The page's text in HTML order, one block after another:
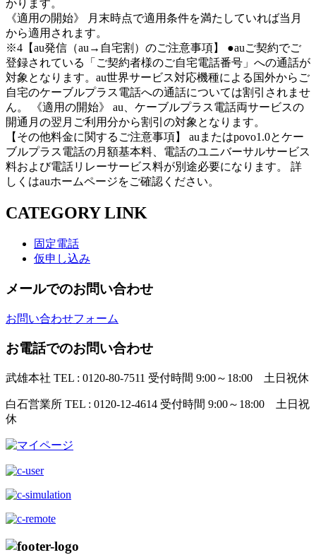
かります。
《適用の開始》 月末時点で適用条件を満たしていれば当月
から適用されます。
※4【au発信（au→自宅割）のご注意事項】 ●auご契約でご
登録されている「ご契約者様のご自宅電話番号」への通話が
対象となります。au世界サービス対応機種による国外からご
自宅のケーブルプラス電話への通話については割引されませ
ん。 《適用の開始》 au、ケーブルプラス電話両サービスの
開通月の翌月ご利用分から割引の対象となります。
【その他料金に関するご注意事項】 auまたはpovo1.0とケー
ブルプラス電話の月額基本料、電話のユニバーサルサービス
料および電話リレーサービス料が別途必要になります。 詳
しくはauホームページをご確認ください。
CATEGORY LINK
固定電話
仮申し込み
メールでのお問い合わせ
お問い合わせフォーム
お電話でのお問い合わせ
武雄本社 TEL : 0120-80-7511 受付時間 9:00～18:00 土日祝休
白石営業所 TEL : 0120-12-4614 受付時間 9:00～18:00 土日祝
休